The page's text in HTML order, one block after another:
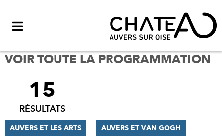
VOIR TOUTE LA PROGRAMMATION
FILTRER
RÉSULTATS
15
RÉSULTATS
AUVERS ET LES ARTS AUVERS ET VAN GOGH